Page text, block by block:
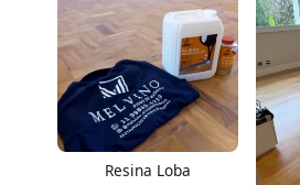
Resina Loba